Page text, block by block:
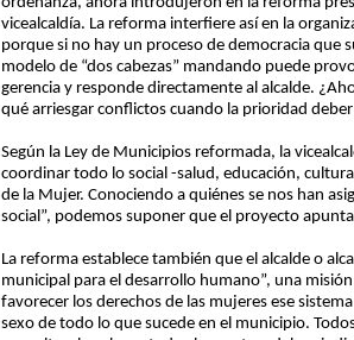
vicealcaldía. La reforma interfiere así en la
porque si no hay un proceso de democracia que
modelo de “dos cabezas” mandando puede
gerencia y responde directamente al alcalde.
qué arriesgar conflictos cuando la prioridad
Según la Ley de Municipios reformada, la
coordinar todo lo social -salud, educación,
de la Mujer. Conociendo a quiénes se nos han
social”, podemos suponer que el proyecto
La reforma establece también que el alcalde o
municipal para el desarrollo humano”, una
favorecer los derechos de las mujeres ese
sexo de todo lo que sucede en el municipio.